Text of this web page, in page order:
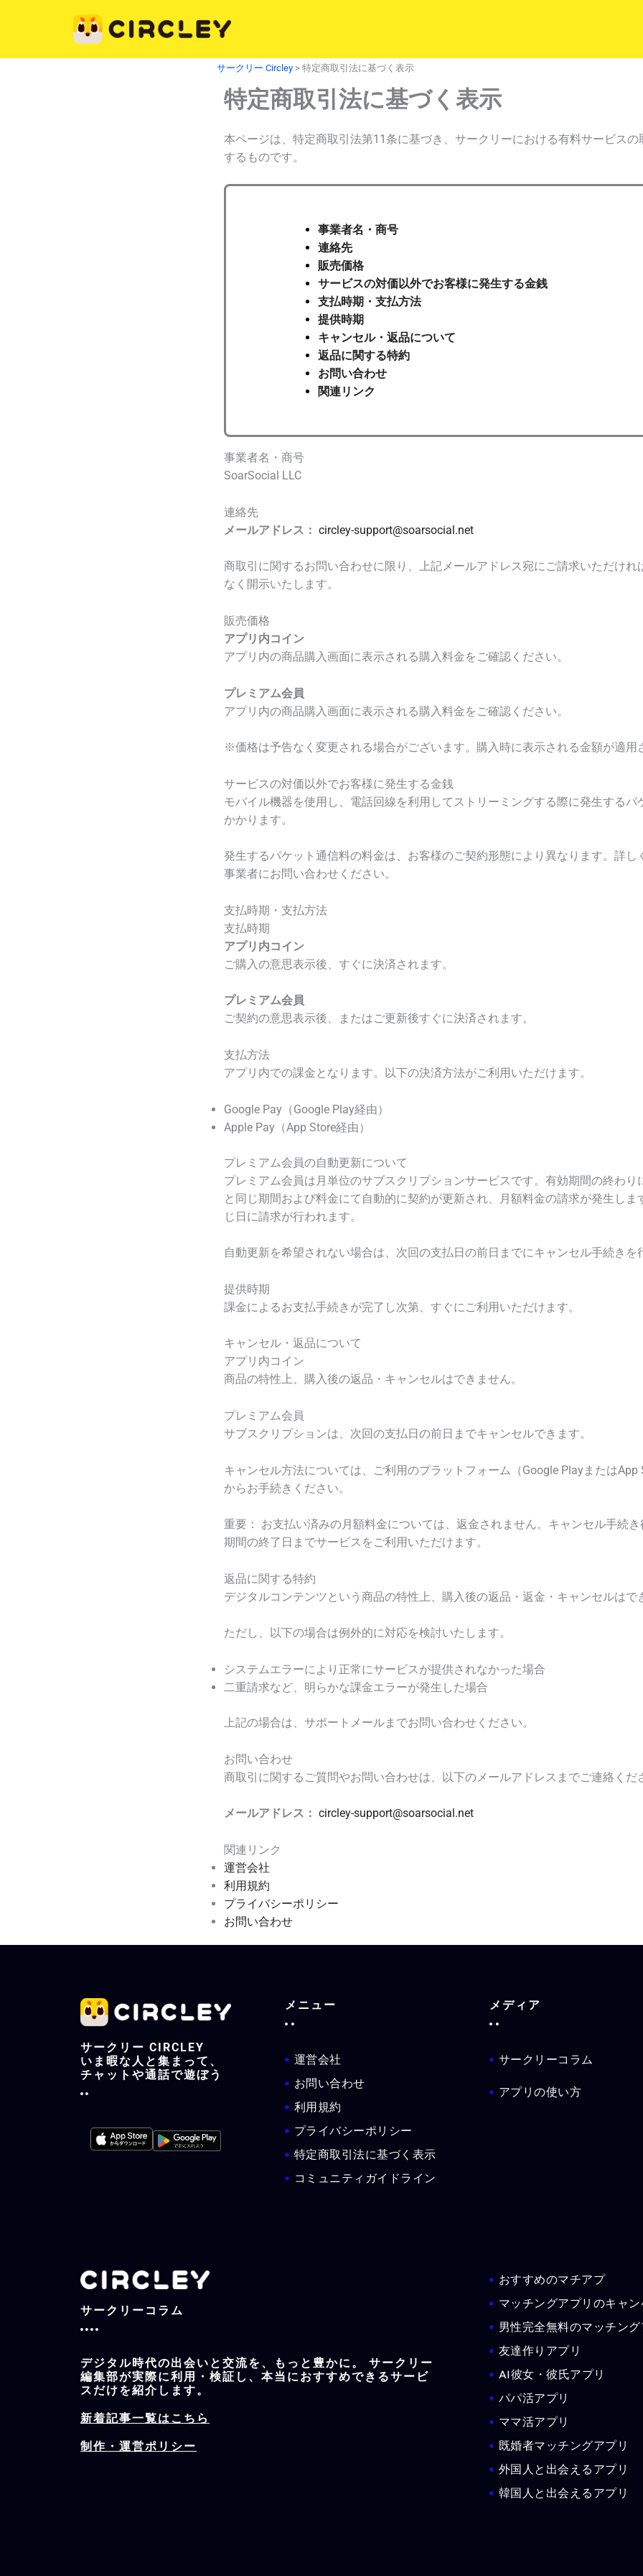
ス
サークリー Circley > 特定商取引法に基づく表示
特定商取引法に基づく表示
本ページは、特定商取引法第11条に基づき、サークリーにおける有料サービスの
するものです。
事業者名・商号
連絡先
販売価格
サービスの対価以外でお客様に発生する金銭
支払時期・支払方法
提供時期
キャンセル・返品について
返品に関する特約
お問い合わせ
関連リンク
事業者名・商号
SoarSocial LLC
連絡先
メールアドレス： circley-support@soarsocial.net
商取引に関するお問い合わせに限り、上記メールアドレス宛にご請求いただけれ
なく開示いたします。
販売価格
アプリ内コイン
アプリ内の商品購入画面に表示される購入料金をご確認ください。
プレミアム会員
アプリ内の商品購入画面に表示される購入料金をご確認ください。
※価格は予告なく変更される場合がございます。購入時に表示される金額が適用
サービスの対価以外でお客様に発生する金銭
モバイル機器を使用し、電話回線を利用してストリーミングする際に発生するパ
かかります。
発生するパケット通信料の料金は、お客様のご契約形態により異なります。詳し
事業者にお問い合わせください。
支払時期・支払方法
支払時期
アプリ内コイン
ご購入の意思表示後、すぐに決済されます。
プレミアム会員
ご契約の意思表示後、またはご更新後すぐに決済されます。
支払方法
アプリ内での課金となります。以下の決済方法がご利用いただけます。
Google Pay（Google Play経由）
Apple Pay（App Store経由）
プレミアム会員の自動更新について
プレミアム会員は月単位のサブスクリプションサービスです。有効期間の終わり
と同じ期間および料金にて自動的に契約が更新され、月額料金の請求が発生しま
じ日に請求が行われます。
自動更新を希望されない場合は、次回の支払日の前日までにキャンセル手続きを
提供時期
課金によるお支払手続きが完了し次第、すぐにご利用いただけます。
キャンセル・返品について
アプリ内コイン
商品の特性上、購入後の返品・キャンセルはできません。
プレミアム会員
サブスクリプションは、次回の支払日の前日までキャンセルできます。
キャンセル方法については、ご利用のプラットフォーム（Google PlayまたはApp
からお手続きください。
重要： お支払い済みの月額料金については、返金されません。キャンセル手続
期間の終了日までサービスをご利用いただけます。
返品に関する特約
デジタルコンテンツという商品の特性上、購入後の返品・返金・キャンセルはで
ただし、以下の場合は例外的に対応を検討いたします。
システムエラーにより正常にサービスが提供されなかった場合
二重請求など、明らかな課金エラーが発生した場合
上記の場合は、サポートメールまでお問い合わせください。
お問い合わせ
商取引に関するご質問やお問い合わせは、以下のメールアドレスまでご連絡くだ
メールアドレス： circley-support@soarsocial.net
関連リンク
運営会社
利用規約
プライバシーポリシー
お問い合わせ
サークリー CIRCLEY
いま暇な人と集まって、
チャットや通話で遊ぼう
メニュー
運営会社
お問い合わせ
利用規約
プライバシーポリシー
特定商取引法に基づく表示
コミュニティガイドライン
メディア
サークリーコラム
アプリの使い方
サークリーコラム
デジタル時代の出会いと交流を、もっと豊かに。 サークリー
編集部が実際に利用・検証し、本当におすすめできるサービ
スだけを紹介します。
新着記事一覧はこちら
制作・運営ポリシー
おすすめのマチアプ
マッチングアプリのキャ
男性完全無料のマッチン
友達作りアプリ
AI彼女・彼氏アプリ
パパ活アプリ
ママ活アプリ
既婚者マッチングアプリ
外国人と出会えるアプリ
韓国人と出会えるアプリ